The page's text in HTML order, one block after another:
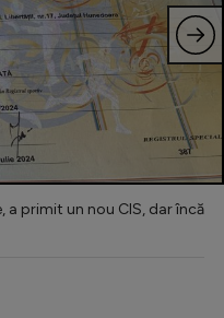
primit un nou CIS, dar încă